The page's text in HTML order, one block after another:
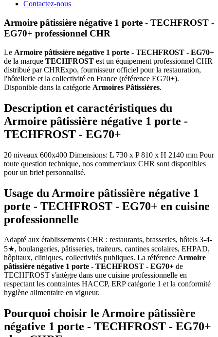
Contactez-nous
Armoire pâtissière négative 1 porte - TECHFROST -
EG70+ professionnel CHR
Le Armoire pâtissière négative 1 porte - TECHFROST - EG70+
de la marque TECHFROST est un équipement professionnel CHR
distribué par CHRExpo, fournisseur officiel pour la restauration,
l'hôtellerie et la collectivité en France (référence EG70+).
Disponible dans la catégorie Armoires Pâtissières.
Description et caractéristiques du
Armoire pâtissière négative 1 porte -
TECHFROST - EG70+
20 niveaux 600x400 Dimensions: L 730 x P 810 x H 2140 mm Pour
toute question technique, nos commerciaux CHR sont disponibles
pour un brief personnalisé.
Usage du Armoire pâtissière négative 1
porte - TECHFROST - EG70+ en cuisine
professionnelle
Adapté aux établissements CHR : restaurants, brasseries, hôtels 3-4-
5★, boulangeries, pâtisseries, traiteurs, cantines scolaires, EHPAD,
hôpitaux, cliniques, collectivités publiques. La référence Armoire
pâtissière négative 1 porte - TECHFROST - EG70+ de
TECHFROST s'intègre dans une cuisine professionnelle en
respectant les contraintes HACCP, ERP catégorie 1 et la conformité
hygiène alimentaire en vigueur.
Pourquoi choisir le Armoire pâtissière
négative 1 porte - TECHFROST - EG70+